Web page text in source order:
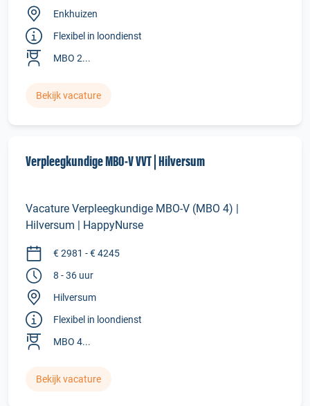
Enkhuizen
Flexibel in loondienst
MBO 2...
Bekijk vacature
Verpleegkundige MBO‑V VVT | Hilversum
Vacature Verpleegkundige MBO-V (MBO 4) |
Hilversum | HappyNurse
€ 2981 - € 4245
8 - 36 uur
Hilversum
Flexibel in loondienst
MBO 4...
Bekijk vacature